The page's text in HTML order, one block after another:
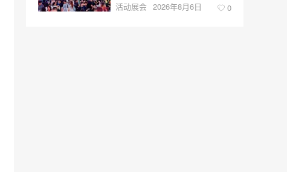
活动展会 2026年8月6日 0